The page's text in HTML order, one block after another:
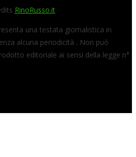
RinoRusso.it
una testata giornalistica in
alcuna periodicità . Non può
editoriale ai sensi della legge n°